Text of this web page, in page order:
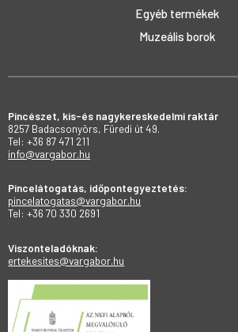
Egyéb termékek
Muzeális borok
Pincészet, kis-és nagykereskedelmi raktár
8257 Badacsonyörs, Füredi út 49.
Tel: +36 87 471 211
info@vargabor.hu
Pincelátogatás, időpontegyeztetés:
pincelatogatas@vargabor.hu
Tel: +36 70 330 2691
Viszonteladóknak:
ertekesites@vargabor.hu